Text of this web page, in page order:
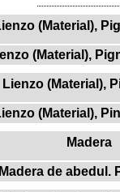
(Material),
(Material),
Lienzo (Material),
(Material),
Madera
Madera de abedul.